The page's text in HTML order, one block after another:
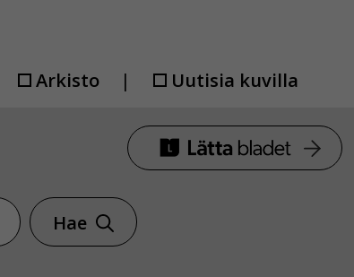
Arkisto Uutisia kuvilla
Hae